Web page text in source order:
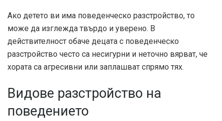
Ако детето ви има поведенческо разстройство, то
може да изглежда твърдо и уверено. В
действителност обаче децата с поведенческо
разстройство често са несигурни и неточно вярват, че
хората са агресивни или заплашват спрямо тях.
Видове разстройство на
поведението